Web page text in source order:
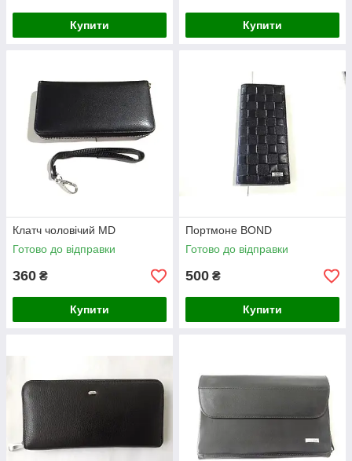
Купити Купити
Клатч чоловічий MD
Готово до відправки
360 ₴
Купити
Портмоне BOND
Готово до відправки
500 ₴
Купити